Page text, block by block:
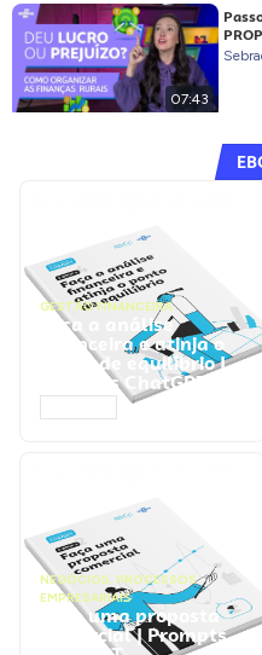
07:43
GESTÃO FINANCEIRA
Faça a análise
financeira e atinja o
ponto de equilíbrio |
Prompts ChatGPT
NEGÓCIOS, PROCESSOS
EMPRESARIAIS
Faça uma proposta
comercial | Prompts